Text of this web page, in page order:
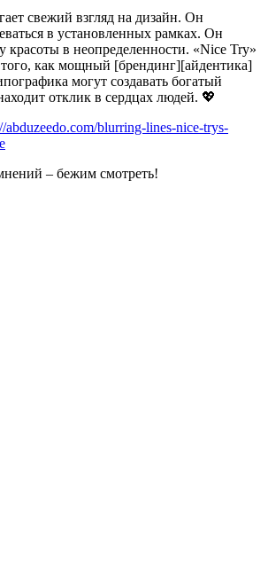
свежий взгляд на дизайн. Он
в установленных рамках. Он
красоты в неопределенности. «Nice Try»
как мощный [брендинг][айдентика]
могут создавать богатый
отклик в сердцах людей. 💖
abduzeedo.com/blurring-lines-nice-trys-
– бежим смотреть!